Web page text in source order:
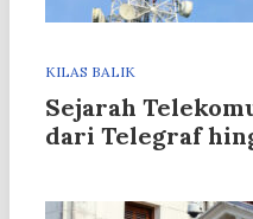
KILAS BALIK
Sejarah
dari Telegraf